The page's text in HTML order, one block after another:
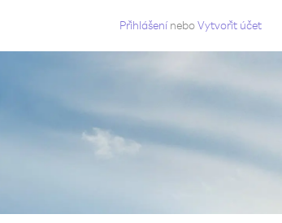
Přihlášení neboVytvořit účet